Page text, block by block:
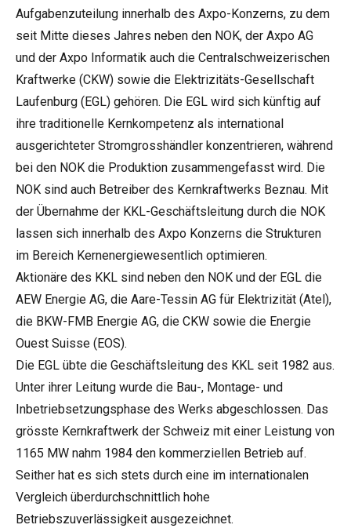
Aufgabenzuteilung innerhalb des Axpo-Konzerns, zu dem
seit Mitte dieses Jahres neben den NOK, der Axpo AG
und der Axpo Informatik auch die Centralschweizerischen
Kraftwerke (CKW) sowie die Elektrizitäts-Gesellschaft
Laufenburg (EGL) gehören. Die EGL wird sich künftig auf
ihre traditionelle Kernkompetenz als international
ausgerichteter Stromgrosshändler konzentrieren, während
bei den NOK die Produktion zusammengefasst wird. Die
NOK sind auch Betreiber des Kernkraftwerks Beznau. Mit
der Übernahme der KKL-Geschäftsleitung durch die NOK
lassen sich innerhalb des Axpo Konzerns die Strukturen
im Bereich Kernenergiewesentlich optimieren.
Aktionäre des KKL sind neben den NOK und der EGL die
AEW Energie AG, die Aare-Tessin AG für Elektrizität (Atel),
die BKW-FMB Energie AG, die CKW sowie die Energie
Ouest Suisse (EOS).
Die EGL übte die Geschäftsleitung des KKL seit 1982 aus.
Unter ihrer Leitung wurde die Bau-, Montage- und
Inbetriebsetzungsphase des Werks abgeschlossen. Das
grösste Kernkraftwerk der Schweiz mit einer Leistung von
1165 MW nahm 1984 den kommerziellen Betrieb auf.
Seither hat es sich stets durch eine im internationalen
Vergleich überdurchschnittlich hohe
Betriebszuverlässigkeit ausgezeichnet.